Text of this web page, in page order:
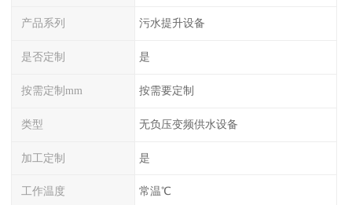
产品系列 污水提升设备
是否定制 是
按需定制mm 按需要定制
类型 无负压变频供水设备
加工定制 是
工作温度 常温℃